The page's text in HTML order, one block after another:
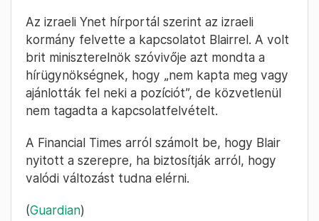
Az izraeli Ynet hírportál szerint az izraeli
kormány felvette a kapcsolatot Blairrel. A volt
brit miniszterelnök szóvivője azt mondta a
hírügynökségnek, hogy „nem kapta meg vagy
ajánlották fel neki a pozíciót”, de közvetlenül
nem tagadta a kapcsolatfelvételt.
A Financial Times arról számolt be, hogy Blair
nyitott a szerepre, ha biztosítják arról, hogy
valódi változást tudna elérni.
(Guardian)